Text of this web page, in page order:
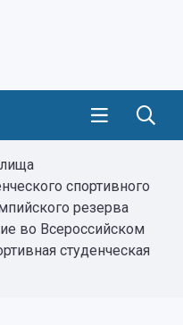
спортивного
резерва
во Всероссийском
студенческая